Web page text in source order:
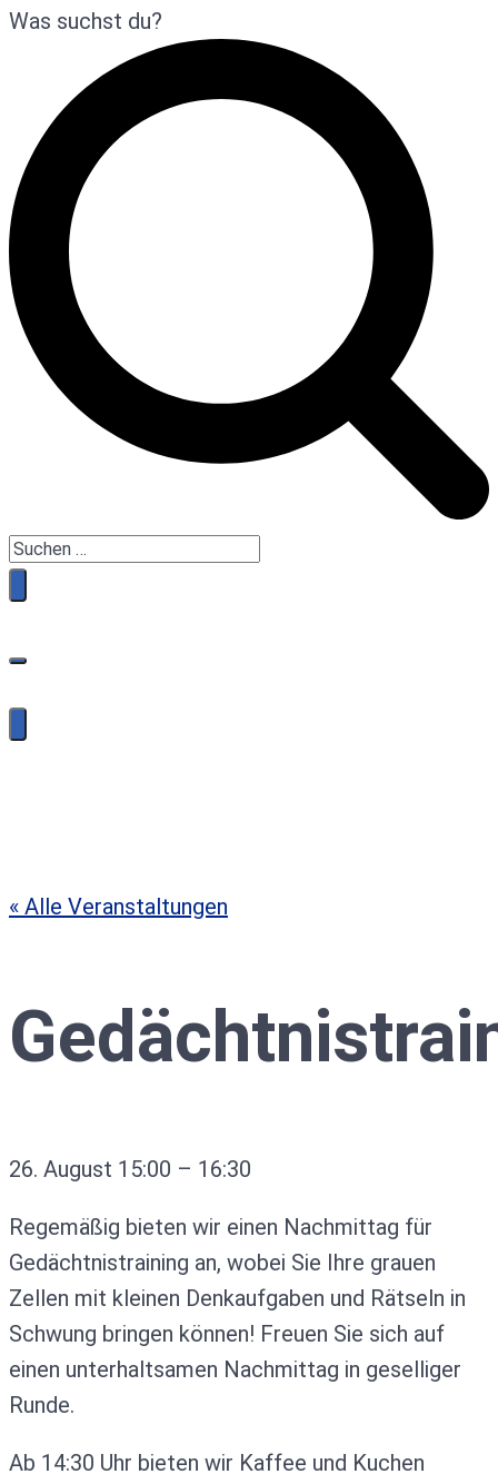
Was suchst du?
« Alle Veranstaltungen
26. August 15:00 – 16:30
Regemäßig bieten wir einen Nachmittag für
Gedächtnistraining an, wobei Sie Ihre grauen
Zellen mit kleinen Denkaufgaben und Rätseln in
Schwung bringen können! Freuen Sie sich auf
einen unterhaltsamen Nachmittag in geselliger
Runde.
Ab 14:30 Uhr bieten wir Kaffee und Kuchen